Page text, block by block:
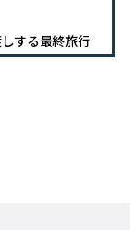
する最終旅行
変更となる場